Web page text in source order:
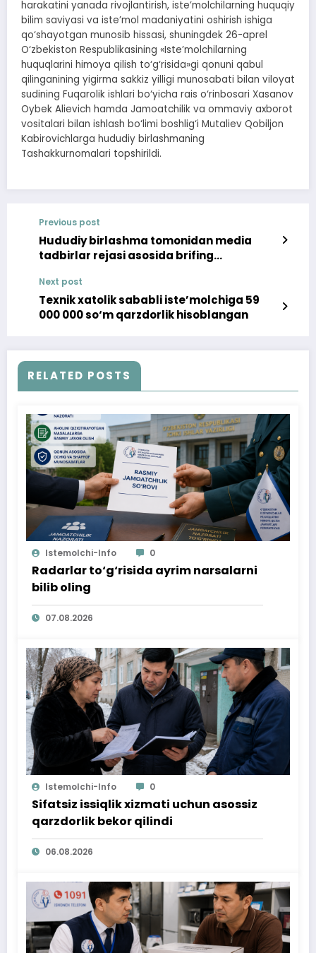
harakatini yanada rivojlantirish, iste’molchilarning huquqiy
bilim saviyasi va iste’mol madaniyatini oshirish ishiga
qo‘shayotgan munosib hissasi, shuningdek 26-aprel
O‘zbekiston Respublikasining «Iste’molchilarning
huquqlarini himoya qilish to‘g‘risida»gi qonuni qabul
qilinganining yigirma sakkiz yilligi munosabati bilan viloyat
sudining Fuqarolik ishlari bo‘yicha rais o‘rinbosari Xasanov
Oybek Alievich hamda Jamoatchilik va ommaviy axborot
vositalari bilan ishlash bo‘limi boshlig‘i Mutaliev Qobiljon
Kabirovichlarga hududiy birlashmaning
Tashakkurnomalari topshirildi.
Previous post
Hududiy birlashma tomonidan media
tadbirlar rejasi asosida brifing
Next post
Texnik xatolik sababli iste’molchiga 59
000 000 so‘m qarzdorlik hisoblangan
RELATED POSTS
Istemolchi-Info 0
Radarlar to‘g‘risida ayrim narsalarni
bilib oling
07.08.2026
Istemolchi-Info 0
Sifatsiz issiqlik xizmati uchun asossiz
qarzdorlik bekor qilindi
06.08.2026